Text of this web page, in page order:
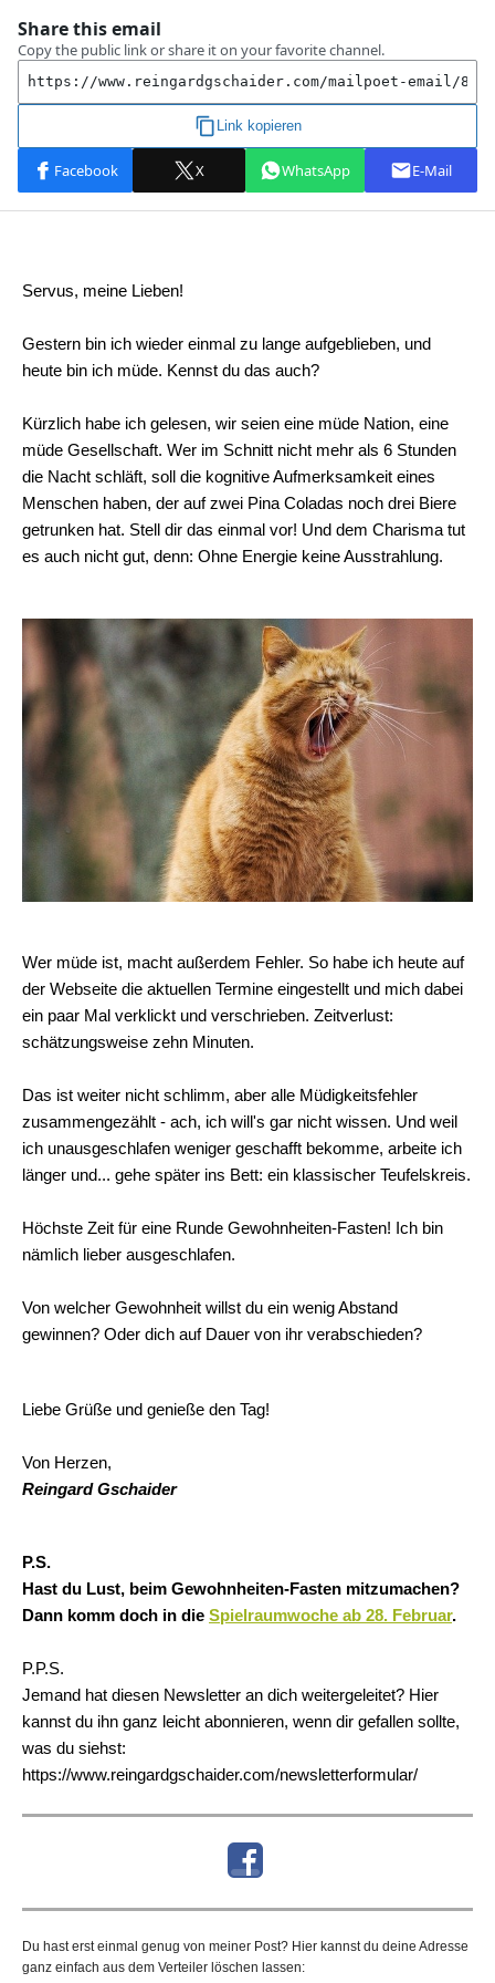
Servus, meine Lieben!
Gestern bin ich wieder einmal zu lange aufgeblieben, und
heute bin ich müde. Kennst du das auch?
Kürzlich habe ich gelesen, wir seien eine müde Nation, eine
müde Gesellschaft. Wer im Schnitt nicht mehr als 6 Stunden
die Nacht schläft, soll die kognitive Aufmerksamkeit eines
Menschen haben, der auf zwei Pina Coladas noch drei Biere
getrunken hat. Stell dir das einmal vor! Und dem Charisma tut
es auch nicht gut, denn: Ohne Energie keine Ausstrahlung.
Wer müde ist, macht außerdem Fehler. So habe ich heute auf
der Webseite die aktuellen Termine eingestellt und mich dabei
ein paar Mal verklickt und verschrieben. Zeitverlust:
schätzungsweise zehn Minuten.
Das ist weiter nicht schlimm, aber alle Müdigkeitsfehler
zusammengezählt - ach, ich will's gar nicht wissen. Und weil
ich unausgeschlafen weniger geschafft bekomme, arbeite ich
länger und... gehe später ins Bett: ein klassischer Teufelskreis.
Höchste Zeit für eine Runde Gewohnheiten-Fasten! Ich bin
nämlich lieber ausgeschlafen.
Von welcher Gewohnheit willst du ein wenig Abstand
gewinnen? Oder dich auf Dauer von ihr verabschieden?
Liebe Grüße und genieße den Tag!
Von Herzen,
Reingard Gschaider
P.S.
Hast du Lust, beim Gewohnheiten-Fasten mitzumachen?
Dann komm doch in die Spielraumwoche ab 28. Februar.
P.P.S.
Jemand hat diesen Newsletter an dich weitergeleitet? Hier
kannst du ihn ganz leicht abonnieren, wenn dir gefallen sollte,
was du siehst:
https://www.reingardgschaider.com/newsletterformular/
Du hast erst einmal genug von meiner Post? Hier kannst du deine Adresse
ganz einfach aus dem Verteiler löschen lassen: